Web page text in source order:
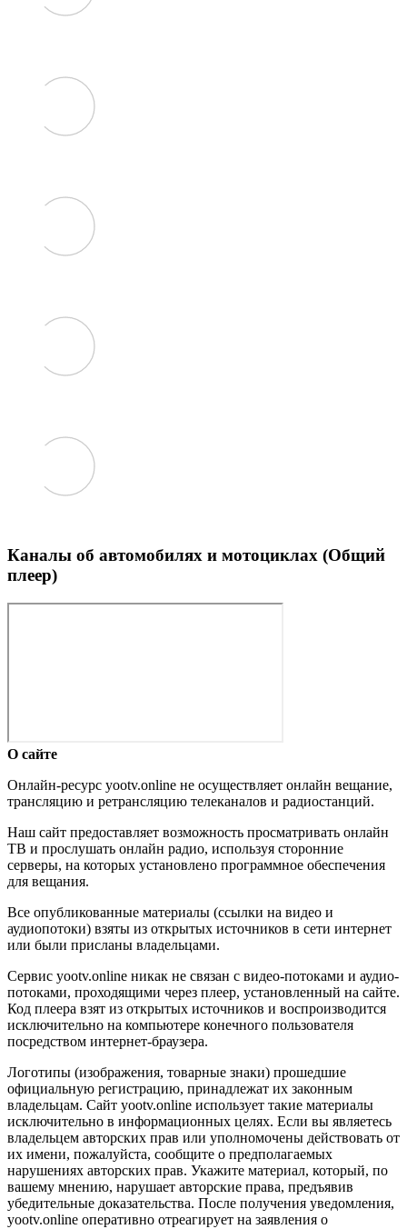
Каналы об автомобилях и мотоциклах (Общий
плеер)
О сайте
Онлайн-ресурс yootv.online не осуществляет онлайн вещание,
трансляцию и ретрансляцию телеканалов и радиостанций.
Наш сайт предоставляет возможность просматривать онлайн
ТВ и прослушать онлайн радио, используя сторонние
серверы, на которых установлено программное обеспечения
для вещания.
Все опубликованные материалы (ссылки на видео и
аудиопотоки) взяты из открытых источников в сети интернет
или были присланы владельцами.
Сервис yootv.online никак не связан с видео-потоками и аудио-
потоками, проходящими через плеер, установленный на сайте.
Код плеера взят из открытых источников и воспроизводится
исключительно на компьютере конечного пользователя
посредством интернет-браузера.
Логотипы (изображения, товарные знаки) прошедшие
официальную регистрацию, принадлежат их законным
владельцам. Сайт yootv.online использует такие материалы
исключительно в информационных целях. Если вы являетесь
владельцем авторских прав или уполномочены действовать от
их имени, пожалуйста, сообщите о предполагаемых
нарушениях авторских прав. Укажите материал, который, по
вашему мнению, нарушает авторские права, предъявив
убедительные доказательства. После получения уведомления,
yootv.online оперативно отреагирует на заявления о